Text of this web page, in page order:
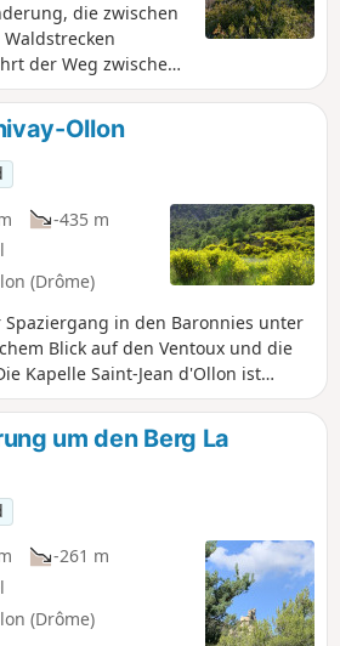
die zwischen
der Weg zwischen
hindurch,
mit
– Sie werden
Sie für diese
haben,
Ollon
-435 m
(Drôme)
Spaziergang in den Baronnies unter
Blick auf den Ventoux und die
Kapelle Saint-Jean d'Ollon ist
wert.
um den Berg La
-261 m
(Drôme)